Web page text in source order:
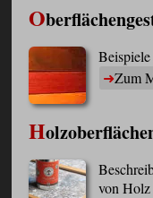
O
Zum
H
von Holz